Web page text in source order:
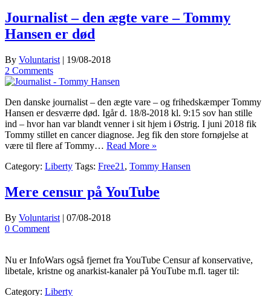
Journalist – den ægte vare – Tommy
Hansen er død
By Voluntarist | 19/08-2018
2 Comments
Den danske journalist – den ægte vare – og frihedskæmper Tommy
Hansen er desværre død. Igår d. 18/8-2018 kl. 9:15 sov han stille
ind – hvor han var blandt venner i sit hjem i Østrig. I juni 2018 fik
Tommy stillet en cancer diagnose. Jeg fik den store fornøjelse at
være til flere af Tommy… Read More »
Category: Liberty Tags: Free21 , Tommy Hansen
Mere censur på YouTube
By Voluntarist | 07/08-2018
0 Comment
Nu er InfoWars også fjernet fra YouTube Censur af konservative,
libetale, kristne og anarkist-kanaler på YouTube m.fl. tager til:
Category: Liberty